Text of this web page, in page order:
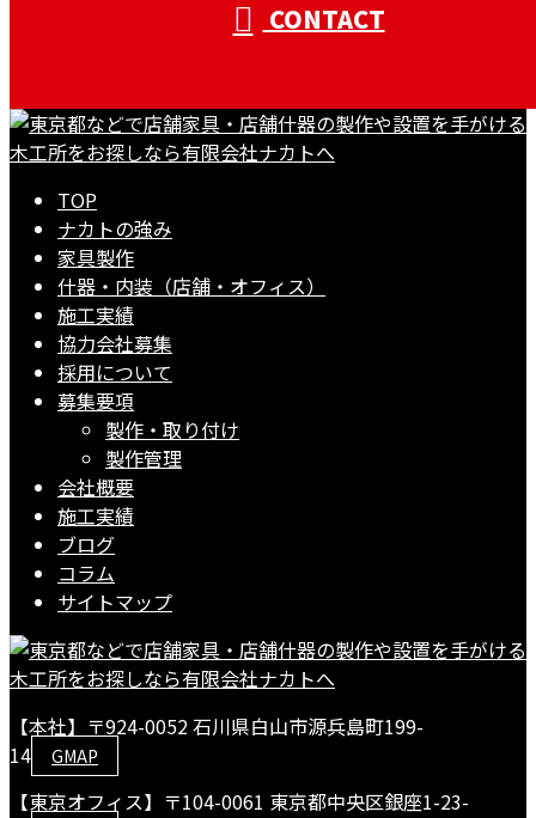
CONTACT
TOP
ナカトの強み
家具製作
什器・内装（店舗・オフィス）
施工実績
協力会社募集
採用について
募集要項
製作・取り付け
製作管理
会社概要
施工実績
ブログ
コラム
サイトマップ
【本社】〒924-0052 石川県白山市源兵島町199-
14
GMAP
【東京オフィス】〒104-0061 東京都中央区銀座1-23-